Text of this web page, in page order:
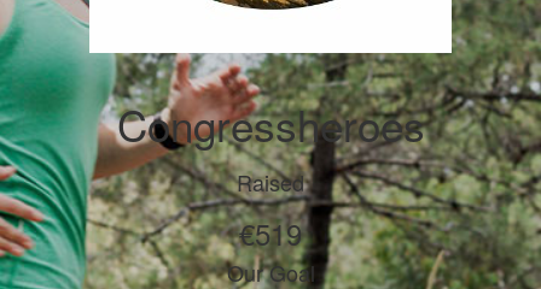
Congressheroes
Raised
€519
Our Goal